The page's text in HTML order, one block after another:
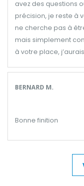
avez des questions
précision, je reste à
ne cherche pas à
mais simplement
à votre place,
BERNARD M.
Bonne finition